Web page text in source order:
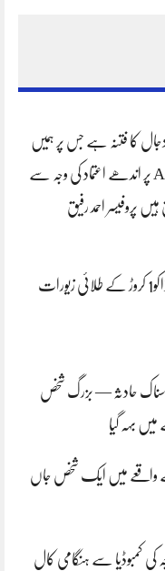
دجال کا فتنہ ہے جس پر ہمیں
فتح حاصل ہو گی،AI پر اندھے اعتماد کی وجہ سے
پروفیسر احمد رفیق
کلرسیداں ڈکیتی‘ڈاکو1 کروڑ کے طلائی زیورات
حادثہ — بزرگ شخص
بہہ گیا
واقعے میں ایک شخص جاں
کی کمبوڈیا سے ہنگامی کال